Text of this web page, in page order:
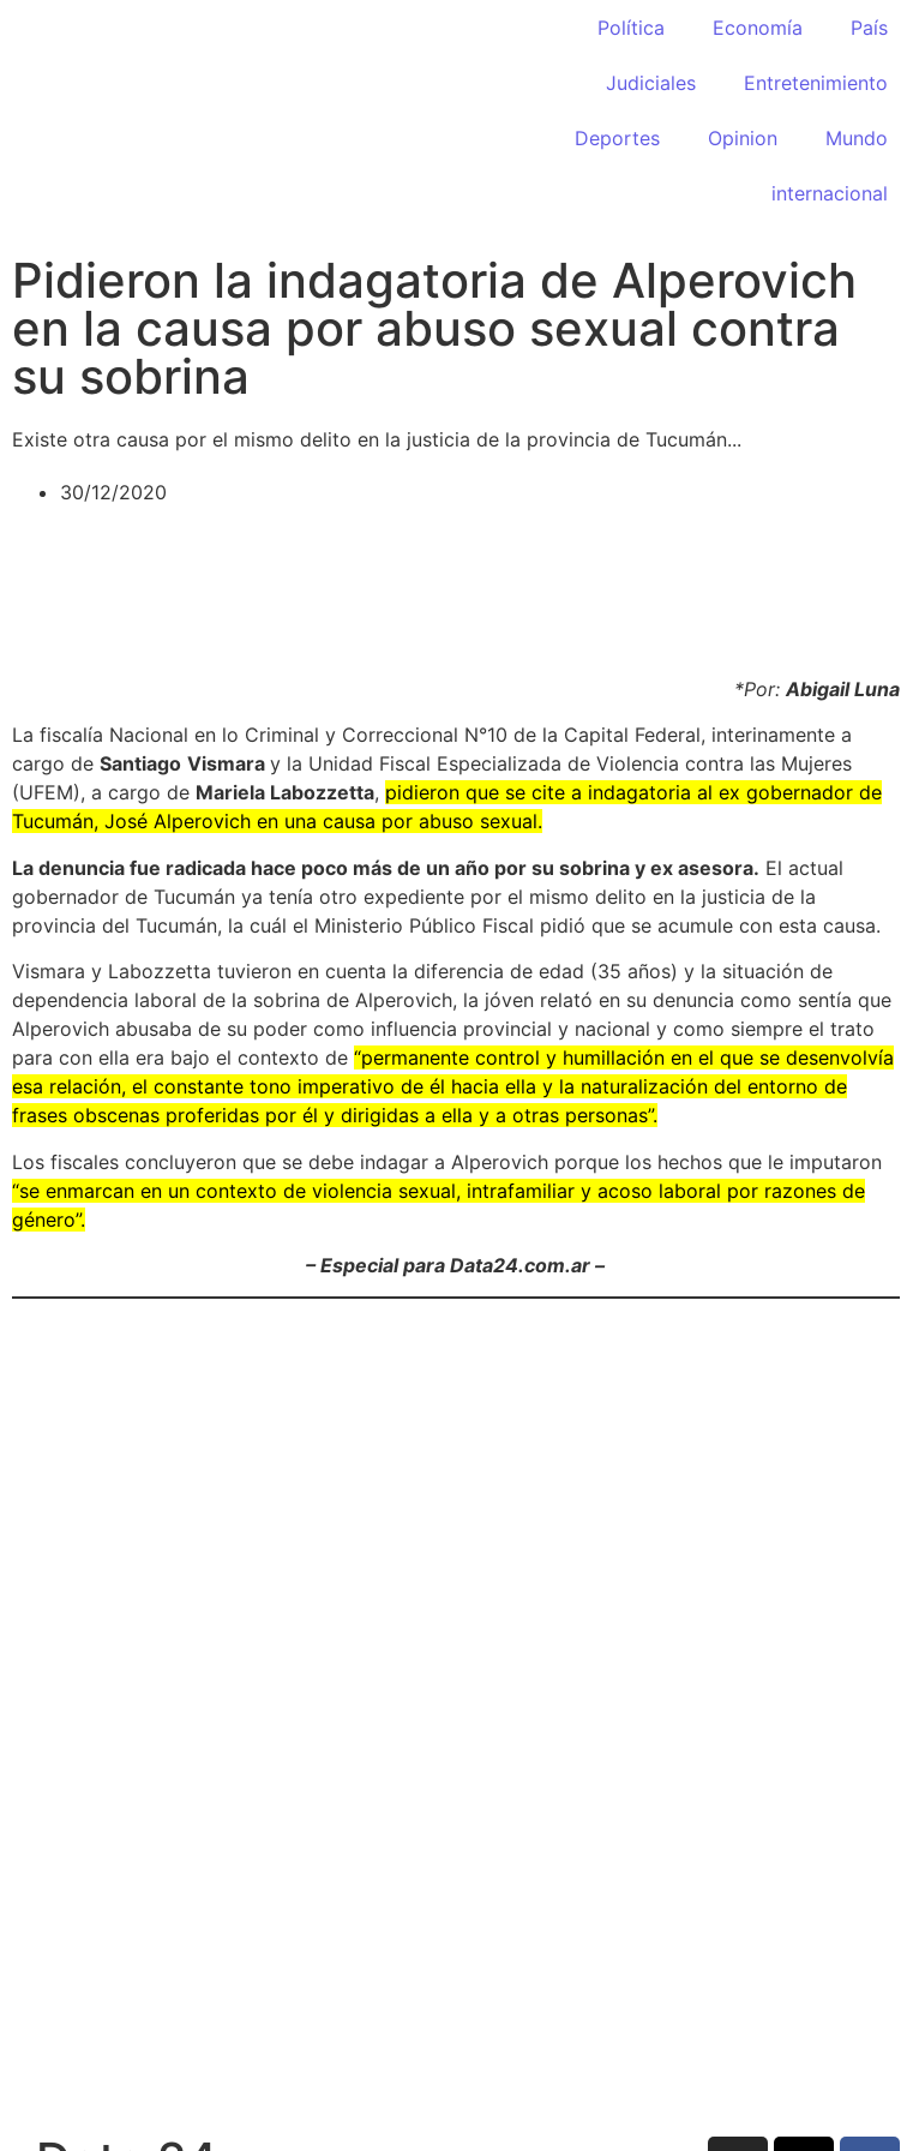
Política Economía País
Judiciales Entretenimiento
Deportes Opinion Mundo
internacional
Pidieron la indagatoria de Alperovich
en la causa por abuso sexual contra
su sobrina
Existe otra causa por el mismo delito en la justicia de la provincia de Tucumán...
30/12/2020
*Por:Abigail Luna
La fiscalía Nacional en lo Criminal y Correccional N°10 de la Capital Federal, interinamente a
cargo de Santiago Vismara y la Unidad Fiscal Especializada de Violencia contra las Mujeres
(UFEM), a cargo de Mariela Labozzetta, pidieron que se cite a indagatoria al ex gobernador de
Tucumán, José Alperovich en una causa por abuso sexual.
La denuncia fue radicada hace poco más de un año por su sobrina y ex asesora. El actual
gobernador de Tucumán ya tenía otro expediente por el mismo delito en la justicia de la
provincia del Tucumán, la cuál el Ministerio Público Fiscal pidió que se acumule con esta causa.
Vismara y Labozzetta tuvieron en cuenta la diferencia de edad (35 años) y la situación de
dependencia laboral de la sobrina de Alperovich, la jóven relató en su denuncia como sentía que
Alperovich abusaba de su poder como influencia provincial y nacional y como siempre el trato
para con ella era bajo el contexto de “permanente control y humillación en el que se desenvolvía
esa relación, el constante tono imperativo de él hacia ella y la naturalización del entorno de
frases obscenas proferidas por él y dirigidas a ella y a otras personas”.
Los fiscales concluyeron que se debe indagar a Alperovich porque los hechos que le imputaron
“se enmarcan en un contexto de violencia sexual, intrafamiliar y acoso laboral por razones de
género”.
– Especial para Data24.com.ar –